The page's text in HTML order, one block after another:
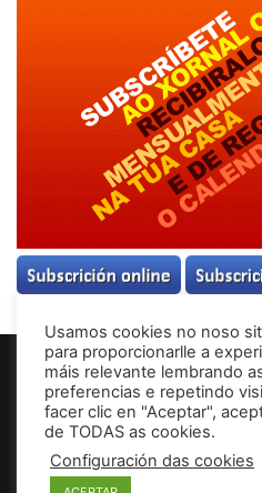
© Copyright 2026, Todos
Términos &
Usamos cookies no noso
para proporcionarlle a
máis relevante lembrando
preferencias e repetindo
facer clic en "Aceptar",
de TODAS as cookies.
Configuración das cookies